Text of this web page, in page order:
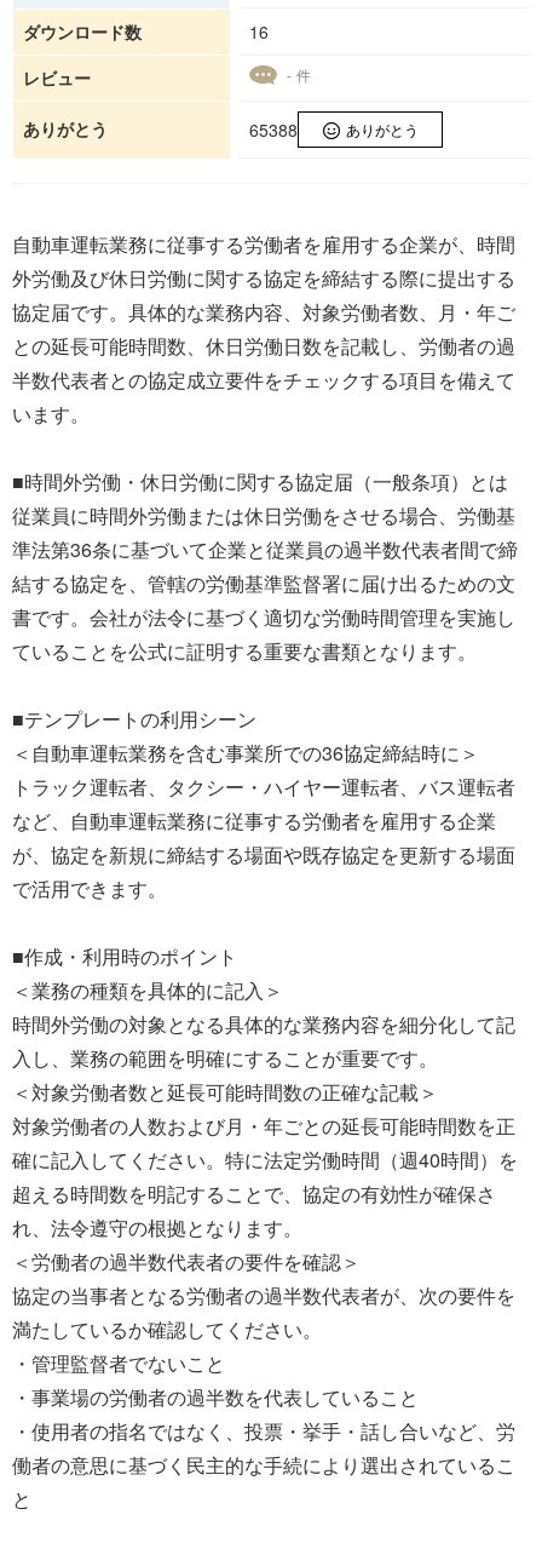
ダウンロード数
16
レビュー
- 件
ありがとう 65388 ありがとう
自動車運転業務に従事する労働者を雇用する企業が、時間
外労働及び休日労働に関する協定を締結する際に提出する
協定届です。具体的な業務内容、対象労働者数、月・年ご
との延長可能時間数、休日労働日数を記載し、労働者の過
半数代表者との協定成立要件をチェックする項目を備えて
います。
■時間外労働・休日労働に関する協定届（一般条項）とは
従業員に時間外労働または休日労働をさせる場合、労働基
準法第36条に基づいて企業と従業員の過半数代表者間で締
結する協定を、管轄の労働基準監督署に届け出るための文
書です。会社が法令に基づく適切な労働時間管理を実施し
ていることを公式に証明する重要な書類となります。
■テンプレートの利用シーン
＜自動車運転業務を含む事業所での36協定締結時に＞
トラック運転者、タクシー・ハイヤー運転者、バス運転者
など、自動車運転業務に従事する労働者を雇用する企業
が、協定を新規に締結する場面や既存協定を更新する場面
で活用できます。
■作成・利用時のポイント
＜業務の種類を具体的に記入＞
時間外労働の対象となる具体的な業務内容を細分化して記
入し、業務の範囲を明確にすることが重要です。
＜対象労働者数と延長可能時間数の正確な記載＞
対象労働者の人数および月・年ごとの延長可能時間数を正
確に記入してください。特に法定労働時間（週40時間）を
超える時間数を明記することで、協定の有効性が確保さ
れ、法令遵守の根拠となります。
＜労働者の過半数代表者の要件を確認＞
協定の当事者となる労働者の過半数代表者が、次の要件を
満たしているか確認してください。
・管理監督者でないこと
・事業場の労働者の過半数を代表していること
・使用者の指名ではなく、投票・挙手・話し合いなど、労
働者の意思に基づく民主的な手続により選出されているこ
と